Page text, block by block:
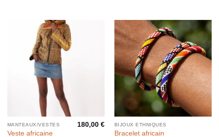
MANTEAUX/VESTES
Veste africaine
180,00€ BIJOUX ETHNIQUES
Bracelet africain